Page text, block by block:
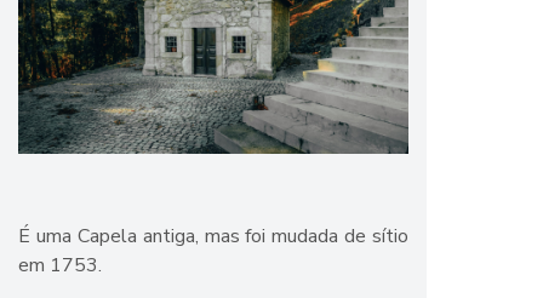
É uma Capela antiga, mas foi mudada de sítio
em 1753.